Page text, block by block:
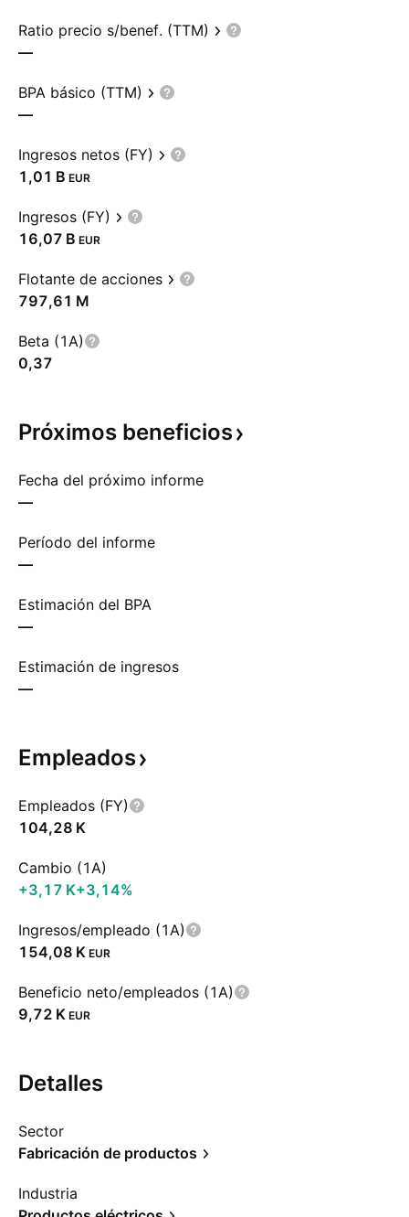
Ratio precio s/benef. (TTM)
—
BPA básico (TTM)
—
Ingresos netos (FY)
‪1,01 B‬ EUR
Ingresos (FY)
‪16,07 B‬ EUR
Flotante de acciones
‪797,61 M‬
Beta (1A)
0,37
Próximos beneficios
Fecha del próximo informe
—
Período del informe
—
Estimación del BPA
—
Estimación de ingresos
—
Empleados
Empleados (FY)
‪104,28 K‬
Cambio (1A)
‪+3,17 K‬+3,14%
Ingresos/empleado (1A)
‪154,08 K‬ EUR
Beneficio neto/empleados (1A)
‪9,72 K‬ EUR
Detalles
Sector
Fabricación de productos
Industria